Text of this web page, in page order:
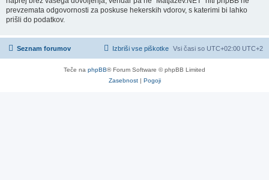
prevzemata odgovornosti za poskuse hekerskih vdorov, s katerimi bi lahko
prišli do podatkov.
Seznam forumov Vsi časi so UTC+02:00 UTC+2
Izbriši vse piškotke
Teče na phpBB® Forum Software © phpBB Limited
Zasebnost| Pogoji